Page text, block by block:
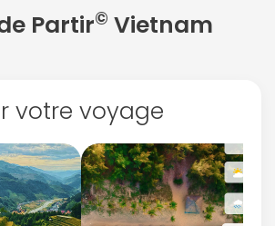
Partir© Vietnam
votre voyage
Continuer avec Apple
vous par mail